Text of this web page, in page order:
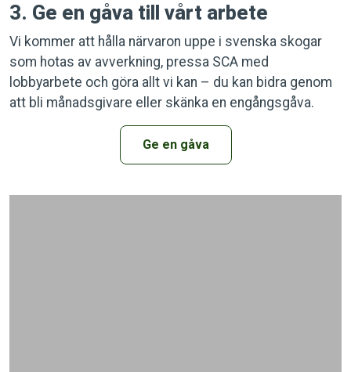
3. Ge en gåva till vårt arbete
Vi kommer att hålla närvaron uppe i svenska skogar
som hotas av avverkning, pressa SCA med
lobbyarbete och göra allt vi kan – du kan bidra genom
att bli månadsgivare eller skänka en engångsgåva.
Ge en gåva